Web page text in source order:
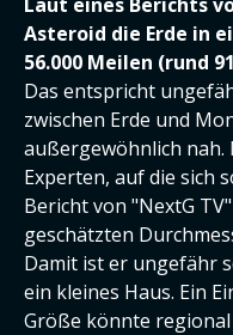
Asteroid die Erde in
56.000 Meilen (rund
Das entspricht
zwischen Erde und
außergewöhnlich nah.
Experten, auf die sich
Bericht von "NextG
geschätzten
Damit ist er ungefähr
ein kleines Haus. Ein
Größe könnte regional